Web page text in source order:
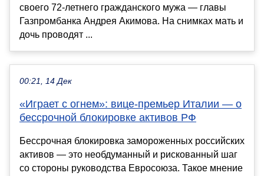
своего 72-летнего гражданского мужа — главы
Газпромбанка Андрея Акимова. На снимках мать и
дочь проводят ...
00:21, 14 Дек
«Играет с огнем»: вице-премьер Италии — о
бессрочной блокировке активов РФ
Бессрочная блокировка замороженных российских
активов — это необдуманный и рискованный шаг
со стороны руководства Евросоюза. Такое мнение